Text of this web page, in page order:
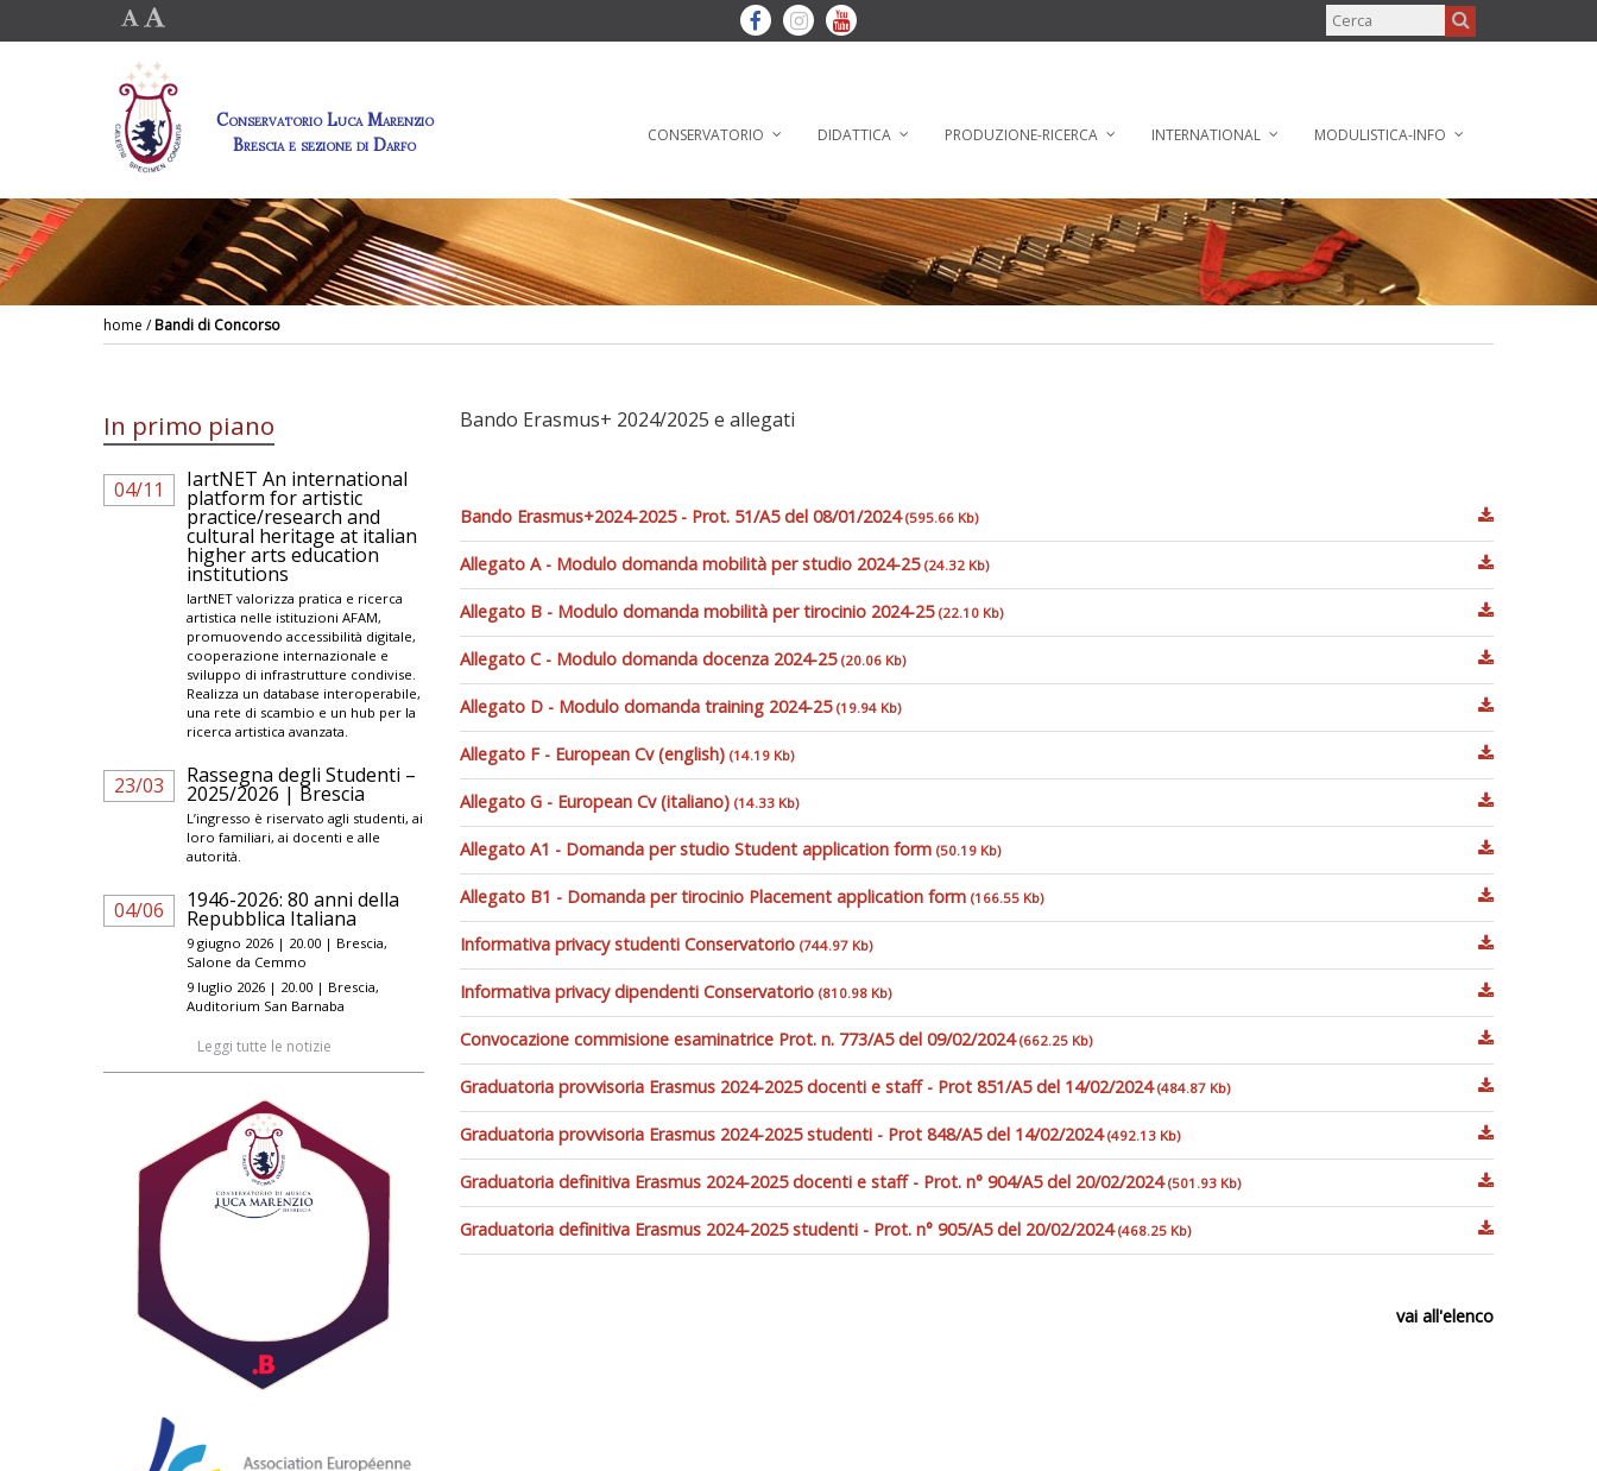
Conservatorio Luca Marenzio
Brescia e sezione di Darfo
CONSERVATORIO DIDATTICA PRODUZIONE-RICERCA INTERNATIONAL MODULISTICA-INFO
home /Bandi di Concorso
Bando Erasmus+ 2024/2025 e allegati
Bando Erasmus+2024-2025 - Prot. 51/A5 del 08/01/2024(595.66 Kb)
Allegato A - Modulo domanda mobilità per studio 2024-25 (24.32 Kb)
Allegato B - Modulo domanda mobilità per tirocinio 2024-25 (22.10 Kb)
Allegato C - Modulo domanda docenza 2024-25 (20.06 Kb)
Allegato D - Modulo domanda training 2024-25 (19.94 Kb)
Allegato F - European Cv (english) (14.19 Kb)
Allegato G - European Cv (italiano) (14.33 Kb)
Allegato A1 - Domanda per studio Student application form (50.19 Kb)
Allegato B1 - Domanda per tirocinio Placement application form (166.55 Kb)
Informativa privacy studenti Conservatorio (744.97 Kb)
Informativa privacy dipendenti Conservatorio (810.98 Kb)
Convocazione commisione esaminatrice Prot. n. 773/A5 del 09/02/2024(662.25 Kb)
Graduatoria provvisoria Erasmus 2024-2025 docenti e staff - Prot 851/A5 del 14/02/2024(484.87 Kb)
Graduatoria provvisoria Erasmus 2024-2025 studenti - Prot 848/A5 del 14/02/2024(492.13 Kb)
Graduatoria definitiva Erasmus 2024-2025 docenti e staff - Prot. n° 904/A5 del 20/02/2024(501.93 Kb)
Graduatoria definitiva Erasmus 2024-2025 studenti - Prot. n° 905/A5 del 20/02/2024(468.25 Kb)
vai all'elenco
In primo piano
04/11 IartNET An international
platform for artistic
practice/research and
cultural heritage at italian
higher arts education
institutions
IartNET valorizza pratica e ricerca
artistica nelle istituzioni AFAM,
promuovendo accessibilità digitale,
cooperazione internazionale e
sviluppo di infrastrutture condivise.
Realizza un database interoperabile,
una rete di scambio e un hub per la
ricerca artistica avanzata.
23/03 Rassegna degli Studenti –
2025/2026 | Brescia
L’ingresso è riservato agli studenti, ai
loro familiari, ai docenti e alle
autorità.
04/06 1946-2026: 80 anni della
Repubblica Italiana
9 giugno 2026 | 20.00 | Brescia,
Salone da Cemmo
9 luglio 2026 | 20.00 | Brescia,
Auditorium San Barnaba
Leggi tutte le notizie